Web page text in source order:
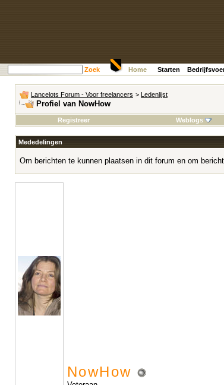
Zoek Home Starten
Lancelots Forum - Voor freelancers > Ledenlijst
Profiel van NowHow
Registreer
Weblogs
Mededelingen
Om berichten te kunnen plaatsen in dit forum en om
NowHow